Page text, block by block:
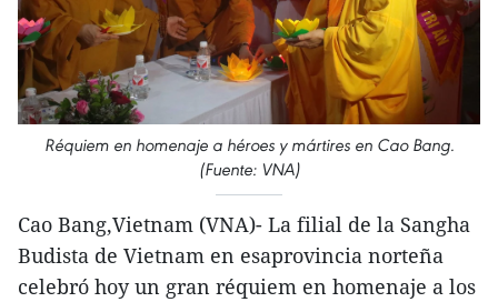
Réquiem en homenaje a héroes y mártires en Cao Bang.
(Fuente: VNA)
Cao Bang,Vietnam (VNA)- La filial de la Sangha
Budista de Vietnam en esaprovincia norteña
celebró hoy un gran réquiem en homenaje a los